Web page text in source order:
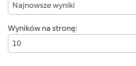
Najnowsze wyniki
Wyników na stronę:
10